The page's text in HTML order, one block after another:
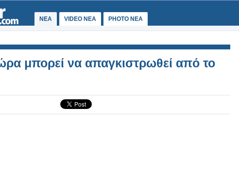
ΝΕΑ VIDEO NEA PHOTO NEA
μπορεί να απαγκιστρωθεί από το